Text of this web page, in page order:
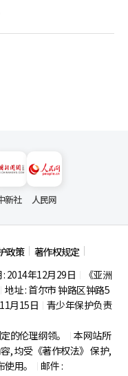
新社 人民网
政策 著作权规定
2014年12月29日
《亚洲
地址 : 首尔市钟路区钟路5
月15日
青少年保护负责
的伦理纲领。
本网站所
, 均受《著作权法》 保护,
用。
邮件 :